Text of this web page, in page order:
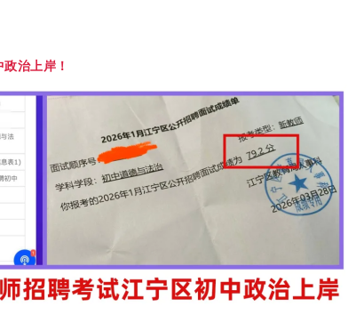
治上岸！